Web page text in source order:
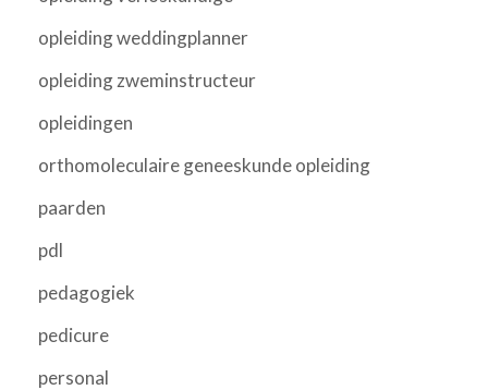
opleiding weddingplanner
opleiding zweminstructeur
opleidingen
orthomoleculaire geneeskunde opleiding
paarden
pdl
pedagogiek
pedicure
personal